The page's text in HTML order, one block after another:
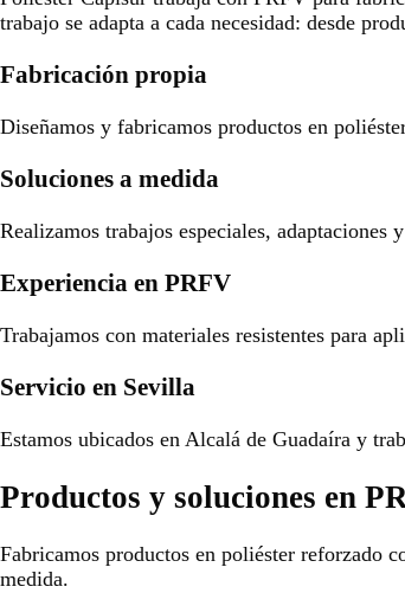
trabajo se adapta a cada necesidad: desde
Fabricación propia
Diseñamos y fabricamos productos en
Soluciones a medida
Realizamos trabajos especiales, adaptaciones
Experiencia en PRFV
Trabajamos con materiales resistentes para
Servicio en Sevilla
Estamos ubicados en Alcalá de Guadaíra y
Productos y soluciones en
Fabricamos productos en poliéster reforzado
medida.